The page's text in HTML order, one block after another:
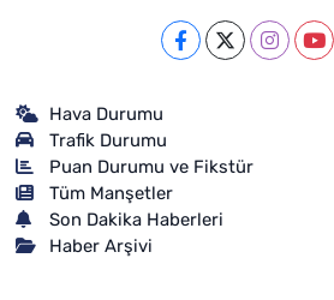
Hava Durumu
Trafik Durumu
Puan Durumu ve Fikstür
Tüm Manşetler
Son Dakika Haberleri
Haber Arşivi